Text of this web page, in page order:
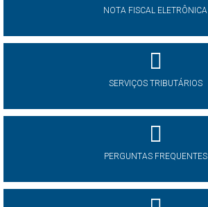
NOTA FISCAL ELETRÔNICA
SERVIÇOS TRIBUTÁRIOS
PERGUNTAS FREQUENTES